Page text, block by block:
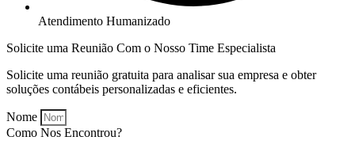
Atendimento Humanizado
Solicite uma Reunião Com o Nosso Time Especialista
Solicite uma reunião gratuita para analisar sua empresa e obter
soluções contábeis personalizadas e eficientes.
Nome
Como Nos Encontrou?